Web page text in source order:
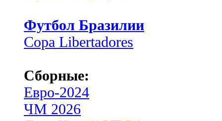
Футбол Бразилии
Copa Libertadores
Сборные:
Евро-2024
ЧМ 2026